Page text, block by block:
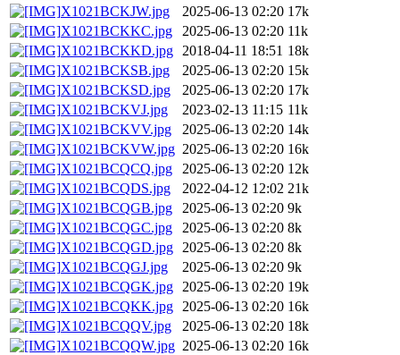
X1021BCKJW.jpg
2025-06-13 02:20 17k
X1021BCKKC.jpg
2025-06-13 02:20 11k
X1021BCKKD.jpg
2018-04-11 18:51 18k
X1021BCKSB.jpg
2025-06-13 02:20 15k
X1021BCKSD.jpg
2025-06-13 02:20 17k
X1021BCKVJ.jpg
2023-02-13 11:15 11k
X1021BCKVV.jpg
2025-06-13 02:20 14k
X1021BCKVW.jpg 2025-06-13 02:20 16k
X1021BCQCQ.jpg
2025-06-13 02:20 12k
X1021BCQDS.jpg
2022-04-12 12:02 21k
X1021BCQGB.jpg
2025-06-13 02:20 9k
X1021BCQGC.jpg
2025-06-13 02:20 8k
X1021BCQGD.jpg
2025-06-13 02:20 8k
X1021BCQGJ.jpg
2025-06-13 02:20 9k
X1021BCQGK.jpg
2025-06-13 02:20 19k
X1021BCQKK.jpg
2025-06-13 02:20 16k
X1021BCQQV.jpg
2025-06-13 02:20 18k
X1021BCQQW.jpg 2025-06-13 02:20 16k